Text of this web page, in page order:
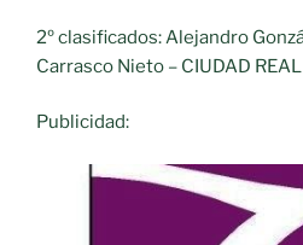
2º clasificados: Alejandro
Carrasco Nieto – CIUDAD
Publicidad: